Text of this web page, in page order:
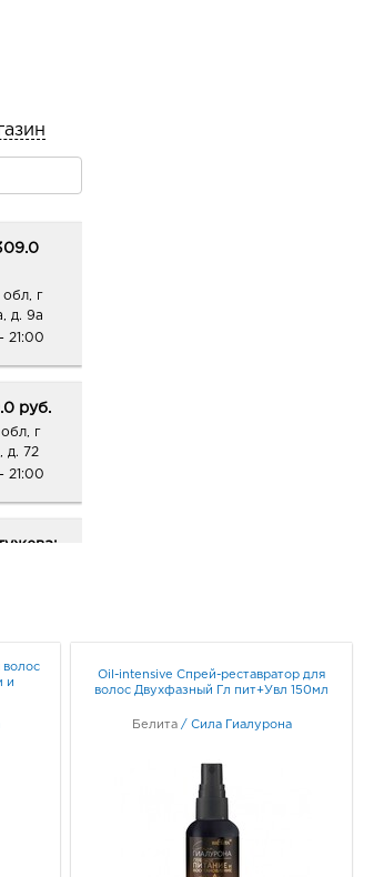
г
д. 9а
21:00
руб.
г
д. 72
21:00
д. 7
г
волос
и
Oil-intensive Спрей-реставратор для
волос Двухфазный Гл пит+Увл 150мл
Белита / Сила Гиалурона